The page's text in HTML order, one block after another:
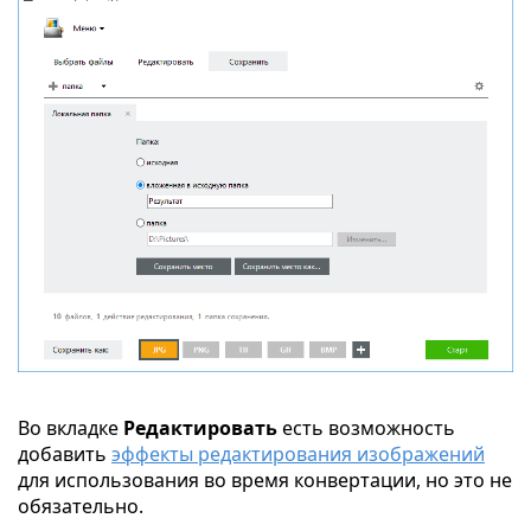
Во вкладке Редактироватьесть возможность
добавить эффекты редактирования изображений
для использования во время конвертации, но это не
обязательно.